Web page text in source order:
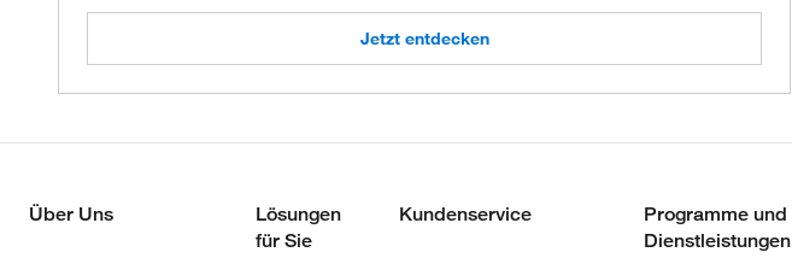
Jetzt entdecken
Über Uns
Lösungen
für Sie
Kundenservice
Programme und
Dienstleistungen